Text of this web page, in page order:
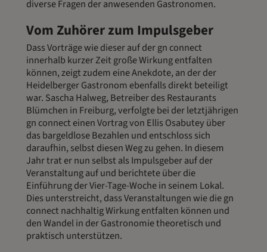
diverse Fragen der anwesenden Gastronomen.
Vom Zuhörer zum Impulsgeber
Dass Vorträge wie dieser auf der gn connect
innerhalb kurzer Zeit große Wirkung entfalten
können, zeigt zudem eine Anekdote, an der der
Heidelberger Gastronom ebenfalls direkt beteiligt
war. Sascha Halweg, Betreiber des Restaurants
Blümchen in Freiburg, verfolgte bei der letztjährigen
gn connect einen Vortrag von Ellis Osabutey über
das bargeldlose Bezahlen und entschloss sich
daraufhin, selbst diesen Weg zu gehen. In diesem
Jahr trat er nun selbst als Impulsgeber auf der
Veranstaltung auf und berichtete über die
Einführung der Vier-Tage-Woche in seinem Lokal.
Dies unterstreicht, dass Veranstaltungen wie die gn
connect nachhaltig Wirkung entfalten können und
den Wandel in der Gastronomie theoretisch und
praktisch unterstützen.